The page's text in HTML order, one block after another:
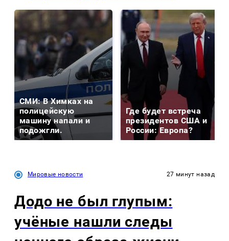
СМИ: В Химках на
полицейскую
машину напали и
подожгли.
Где будет встреча
президентов США и
России: Европа?
Мировые новости 27 минут назад
Додо не был глупым:
учёные нашли следы